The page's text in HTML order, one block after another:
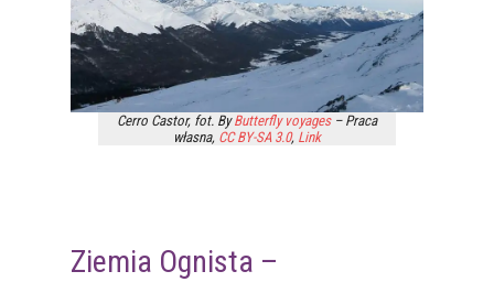
Cerro Castor, fot. ByButterfly voyages– Praca
własna, CC BY-SA 3.0, Link
Ziemia Ognista –